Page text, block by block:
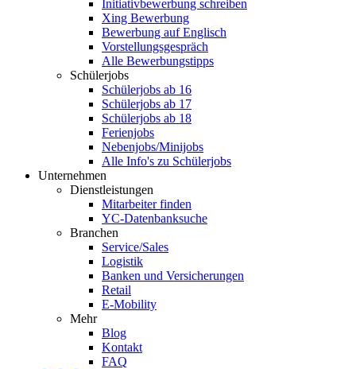
Initiativbewerbung schreiben
Xing Bewerbung
Bewerbung auf Englisch
Vorstellungsgespräch
Alle Bewerbungstipps
Schülerjobs
Schülerjobs ab 16
Schülerjobs ab 17
Schülerjobs ab 18
Ferienjobs
Nebenjobs/Minijobs
Alle Info's zu Schülerjobs
Unternehmen
Dienstleistungen
Mitarbeiter finden
YC-Datenbanksuche
Branchen
Service/Sales
Logistik
Banken und Versicherungen
Retail
E-Mobility
Mehr
Blog
Kontakt
FAQ